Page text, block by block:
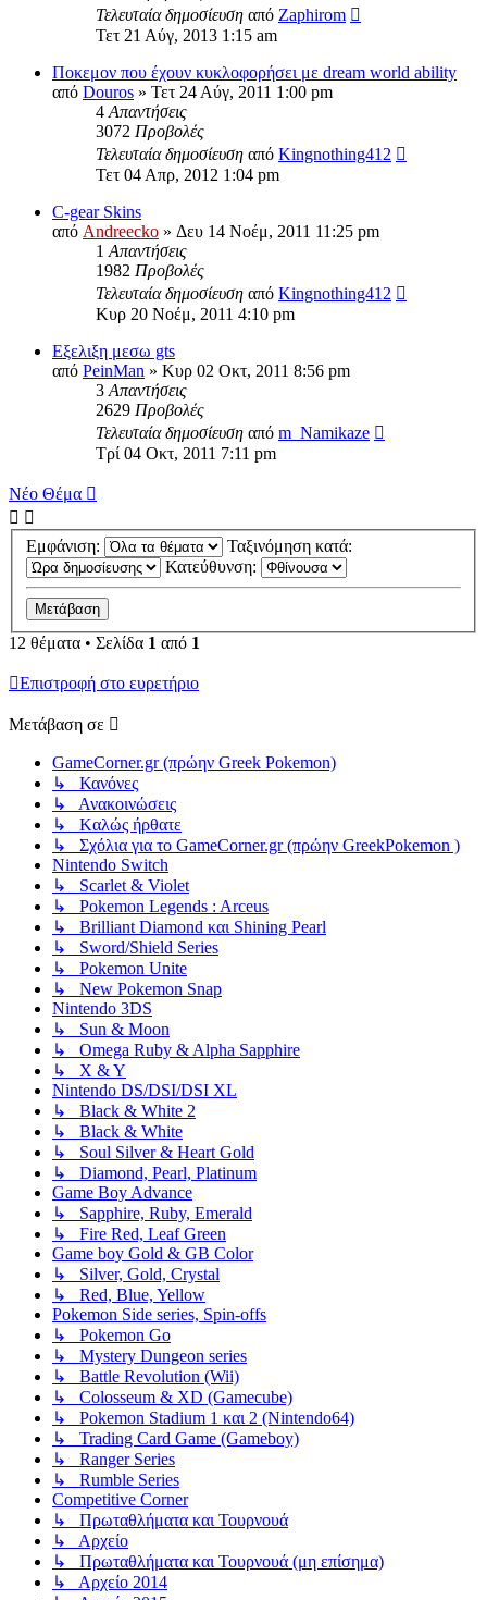
Τελευταία δημοσίευση από Zaphirom
Τετ 21 Αύγ, 2013 1:15 am
Ποκεμον που έχουν κυκλοφορήσει με dream world ability
από Douros » Τετ 24 Αύγ, 2011 1:00 pm
4 Απαντήσεις
3072 Προβολές
Τελευταία δημοσίευση από Kingnothing412
Τετ 04 Απρ, 2012 1:04 pm
C-gear Skins
από Andreecko » Δευ 14 Νοέμ, 2011 11:25 pm
1 Απαντήσεις
1982 Προβολές
Τελευταία δημοσίευση από Kingnothing412
Κυρ 20 Νοέμ, 2011 4:10 pm
Εξελιξη μεσω gts
από PeinMan » Κυρ 02 Οκτ, 2011 8:56 pm
3 Απαντήσεις
2629 Προβολές
Τελευταία δημοσίευση από m_Namikaze
Τρί 04 Οκτ, 2011 7:11 pm
Νέο Θέμα
Εμφάνιση:
Ταξινόμηση κατά:
Κατεύθυνση:
12 θέματα • Σελίδα 1 από 1
Επιστροφή στο ευρετήριο
Μετάβαση σε
GameCorner.gr (πρώην Greek Pokemon)
↳ Κανόνες
↳ Ανακοινώσεις
↳ Kαλώς ήρθατε
↳ Σχόλια για το GameCorner.gr (πρώην GreekPokemon )
Nintendo Switch
↳ Scarlet & Violet
↳ Pokemon Legends : Arceus
↳ Brilliant Diamond και Shining Pearl
↳ Sword/Shield Series
↳ Pokemon Unite
↳ New Pokemon Snap
Nintendo 3DS
↳ Sun & Moon
↳ Omega Ruby & Alpha Sapphire
↳ X & Y
Nintendo DS/DSI/DSI XL
↳ Black & White 2
↳ Black & White
↳ Soul Silver & Heart Gold
↳ Diamond, Pearl, Platinum
Game Boy Advance
↳ Sapphire, Ruby, Emerald
↳ Fire Red, Leaf Green
Game boy Gold & GB Color
↳ Silver, Gold, Crystal
↳ Red, Blue, Yellow
Pokemon Side series, Spin-offs
↳ Pokemon Go
↳ Mystery Dungeon series
↳ Battle Revolution (Wii)
↳ Colosseum & XD (Gamecube)
↳ Pokemon Stadium 1 και 2 (Nintendo64)
↳ Trading Card Game (Gameboy)
↳ Ranger Series
↳ Rumble Series
Competitive Corner
↳ Πρωταθλήματα και Τουρνουά
↳ Αρχείο
↳ Πρωταθλήματα και Τουρνουά (μη επίσημα)
↳ Αρχείο 2014